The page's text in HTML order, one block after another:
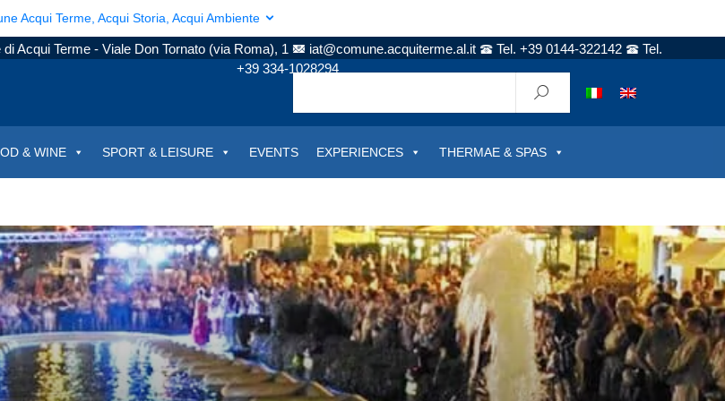
Acqui Terme, Acqui Storia, Acqui Ambiente
Acqui Terme - Viale Don Tornato (via Roma), 1 iat@comune.acquiterme.al.it Tel. +39 0144-322142
Tel.
+39 334-1028294
& WINE SPORT & LEISURE EVENTS EXPERIENCES THERMAE & SPAS